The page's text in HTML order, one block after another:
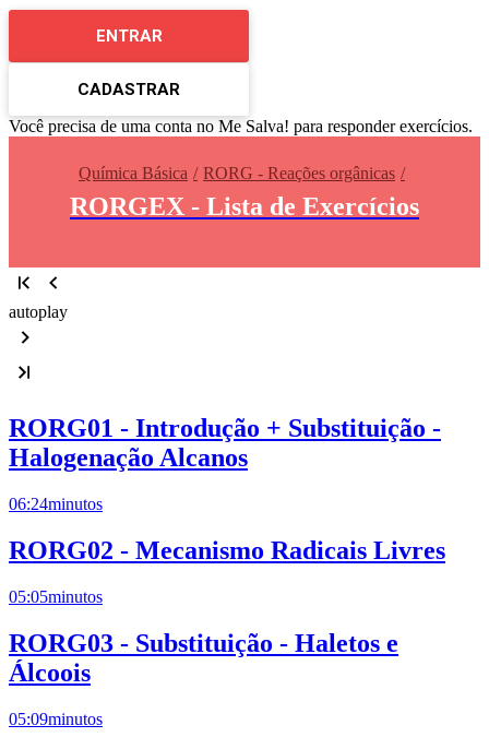
ENTRAR
CADASTRAR
Você precisa de uma conta no Me Salva! para responder exercícios.
Química Básica RORG - Reações orgânicas
RORGEX - Lista de Exercícios
autoplay
RORG01 - Introdução + Substituição -
Halogenação Alcanos
06:24minutos
RORG02 - Mecanismo Radicais Livres
05:05minutos
RORG03 - Substituição - Haletos e
Álcoois
05:09minutos